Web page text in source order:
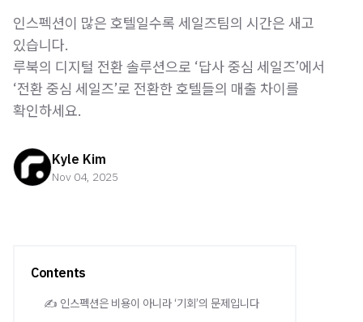
인스펙션이 많은 호텔일수록 세일즈팀의 시간은 새고
있습니다.
루북의 디지털 전환 솔루션으로 ‘답사 중심 세일즈’에서
‘전환 중심 세일즈’로 전환한 호텔들의 매출 차이를
확인하세요.
Kyle Kim
Nov 04, 2025
Contents
✍️ 인스펙션은 비용이 아니라 ‘기회’의 문제입니다